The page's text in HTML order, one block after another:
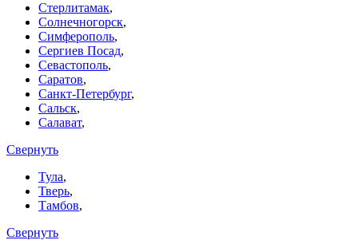
Стерлитамак,
Солнечногорск,
Симферополь,
Сергиев Посад,
Севастополь,
Саратов,
Санкт-Петербург,
Сальск,
Салават,
Свернуть
Тула,
Тверь,
Тамбов,
Свернуть